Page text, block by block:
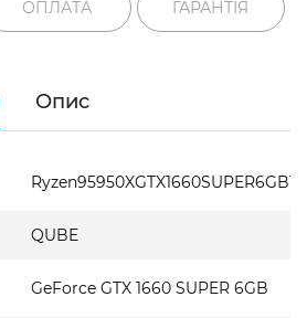
ОПЛАТА ГАРАНТІЯ
Опис
QUBE
GeForce GTX 1660 SUPER 6GB